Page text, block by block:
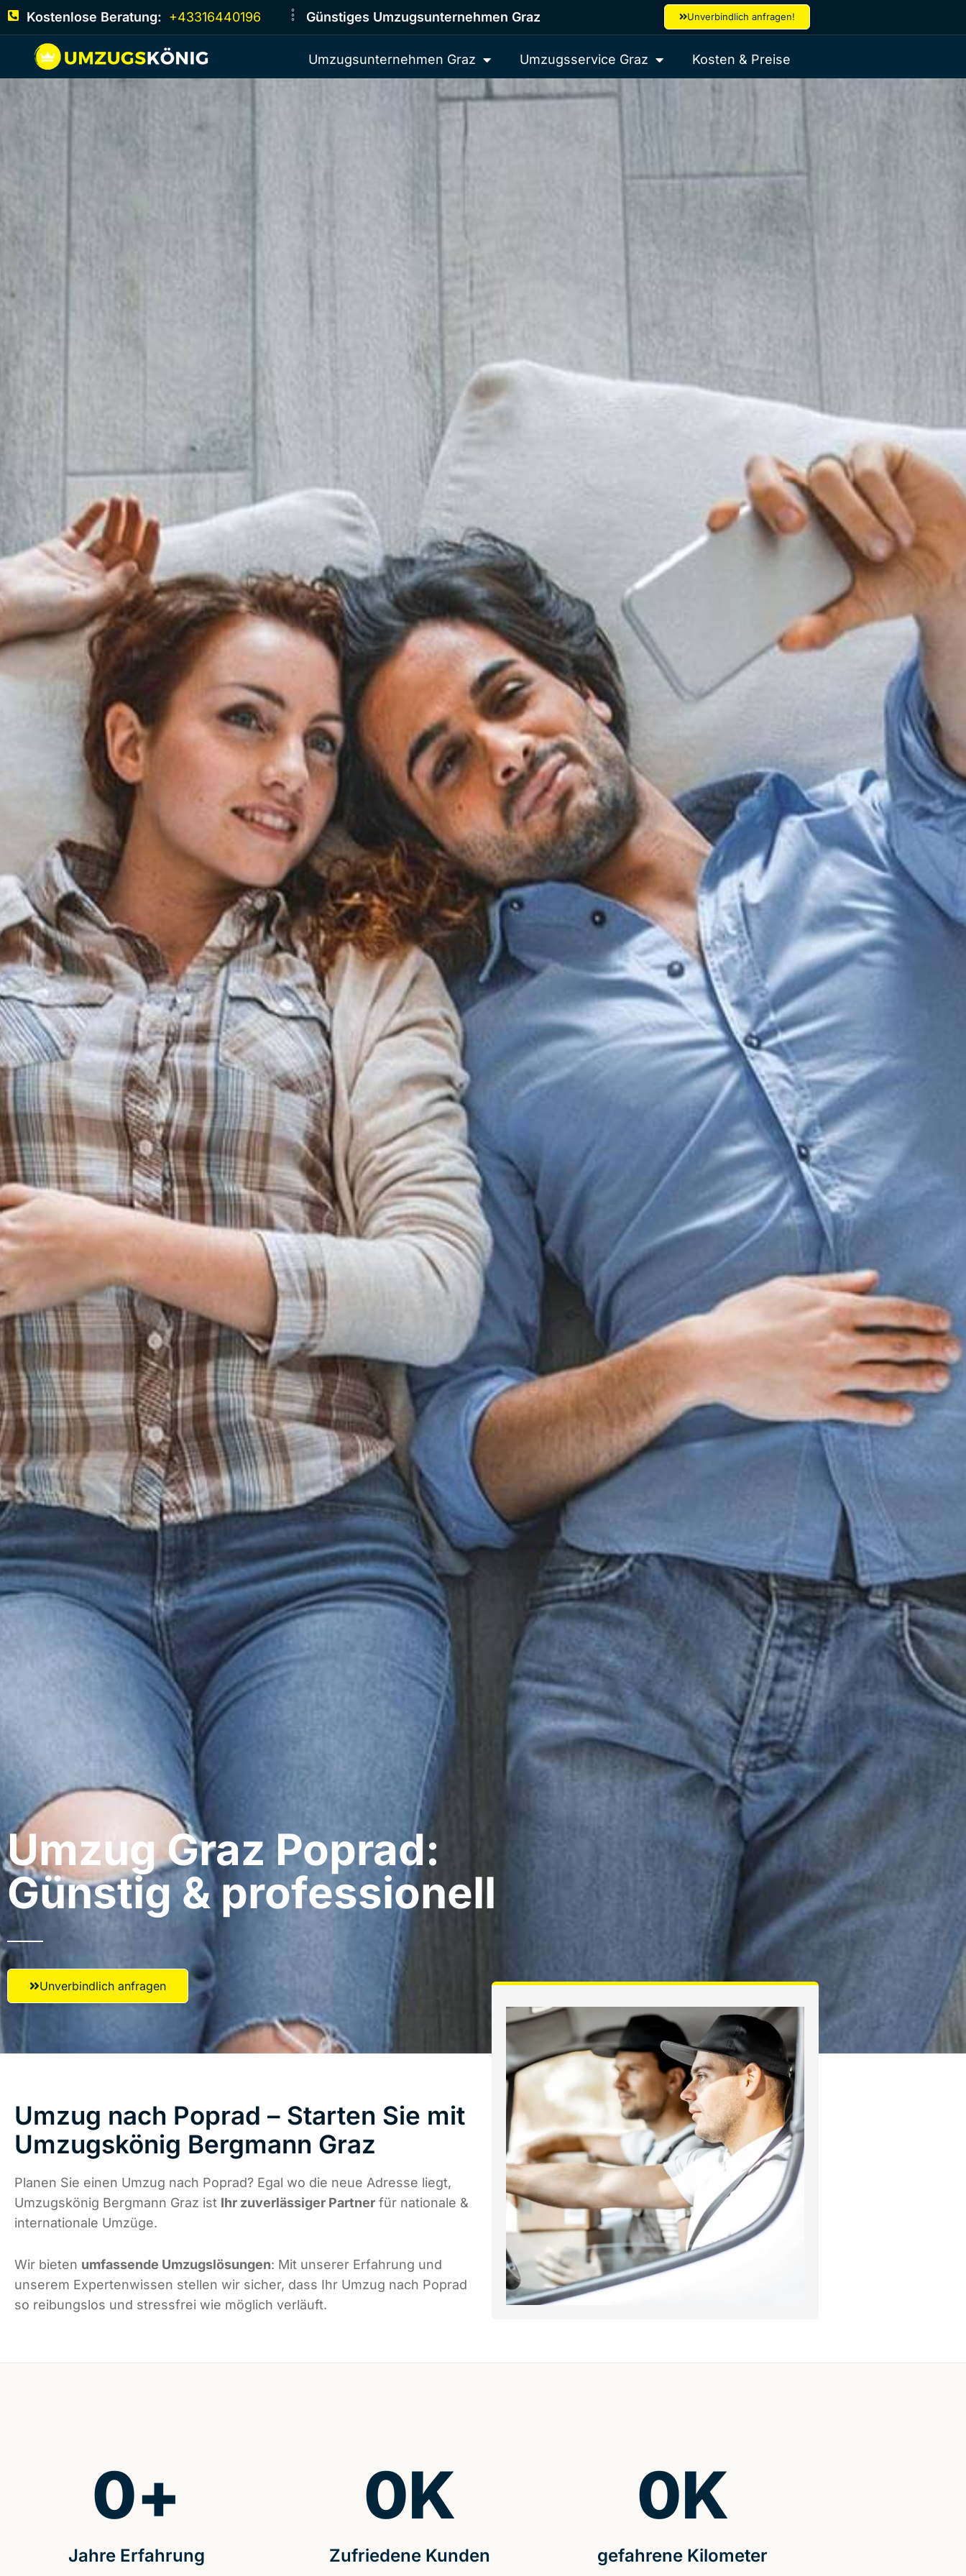
Kostenlose Beratung: +43316440196 Günstiges Umzugsunternehmen Graz Unverbindlich anfragen!
Umzugsunternehmen Graz Umzugsservice Graz Kosten & Preise
Umzug Graz​ Poprad:
Günstig & professionell​
Unverbindlich anfragen
Umzug nach Poprad – Starten Sie mit
Umzugskönig Bergmann Graz
Planen Sie einen Umzug nach Poprad? Egal wo die neue Adresse liegt,
Umzugskönig Bergmann Graz ist Ihr zuverlässiger Partner für nationale &
internationale Umzüge.
Wir bieten umfassende Umzugslösungen: Mit unserer Erfahrung und
unserem Expertenwissen stellen wir sicher, dass Ihr Umzug nach Poprad
so reibungslos und stressfrei wie möglich verläuft.
Jahre Erfahrung
0+
Zufriedene Kunden
0K
gefahrene Kilometer
0K